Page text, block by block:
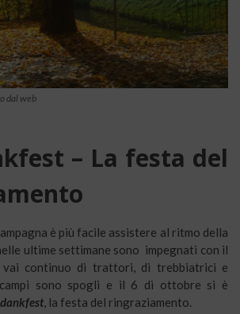
dal web
– La festa del
è più facile assistere al ritmo della
ultime settimane sono impegnati con il
continuo di trattori, di trebbiatrici e
sono spogli e il 6 di ottobre si è
, la festa del ringraziamento.